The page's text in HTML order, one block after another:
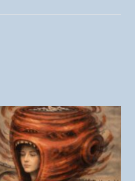
Dieses
Produkt
weist
mehrere